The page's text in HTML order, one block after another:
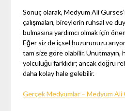
Sonuç olarak, Medyum Ali
çalışmaları, bireylerin ruhsal ve
bulmasına yardımcı olmak için
Eğer siz de içsel huzurunuzu
tam size göre olabilir. Unutmayın,
yolculuğu farklıdır; ancak doğru
daha kolay hale gelebilir.
Gerçek Medyumlar – Medyum Ali